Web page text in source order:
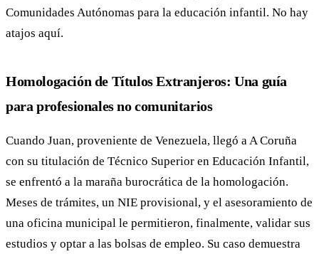
Comunidades Autónomas para la educación infantil. No hay
atajos aquí.
Homologación de Títulos Extranjeros: Una guía
para profesionales no comunitarios
Cuando Juan, proveniente de Venezuela, llegó a A Coruña
con su titulación de Técnico Superior en Educación Infantil,
se enfrentó a la maraña burocrática de la homologación.
Meses de trámites, un NIE provisional, y el asesoramiento de
una oficina municipal le permitieron, finalmente, validar sus
estudios y optar a las bolsas de empleo. Su caso demuestra